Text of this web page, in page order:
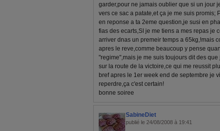
garder,pour ne jamais oublier que si un jour
vers ce sac a patate,et ça je me suis promis;
en reponse a ta 2eme question,je susi en
fias des ecarts,SI je me tiens a mes repas je
arriver dnas un premeir temps a 65kg,!mais
apres le reve,comme beaucoup y pense
"regime",mais je me suis toujours dit des
sur la route de la victoire,ce qui me reussit
bref apres le 1er week end de septembre je
reperdre,ça c'est certain!
bonne soiree
SabineDiet
publié le 24/08/2008 à 19:41